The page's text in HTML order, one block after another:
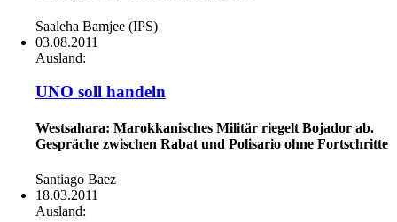
Saaleha Bamjee (IPS)
03.08.2011
Ausland:
UNO soll handeln
Westsahara: Marokkanisches Militär riegelt Bojador ab.
Gespräche ­zwischen Rabat und Polisario ohne Fortschritte
Santiago Baez
18.03.2011
Ausland: